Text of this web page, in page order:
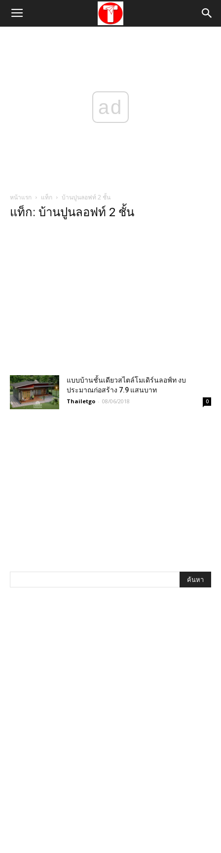
ad
หน้าแรก แท็ก บ้านปูนลอฟท์ 2 ชั้น
แท็ก: บ้านปูนลอฟท์ 2 ชั้น
แบบบ้านชั้นเดียวสไตล์โมเดิร์นลอฟ์ท งบ
ประมาณก่อสร้าง 7.9 แสนบาท
Thailetgo - 08/06/2018 0